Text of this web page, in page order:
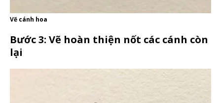
Vẽ cánh hoa
Bước 3: Vẽ hoàn thiện nốt các cánh còn
lại